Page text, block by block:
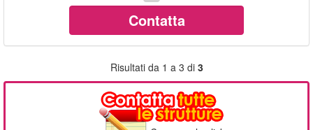
Contatta
Risultati da 1 a 3 di 3